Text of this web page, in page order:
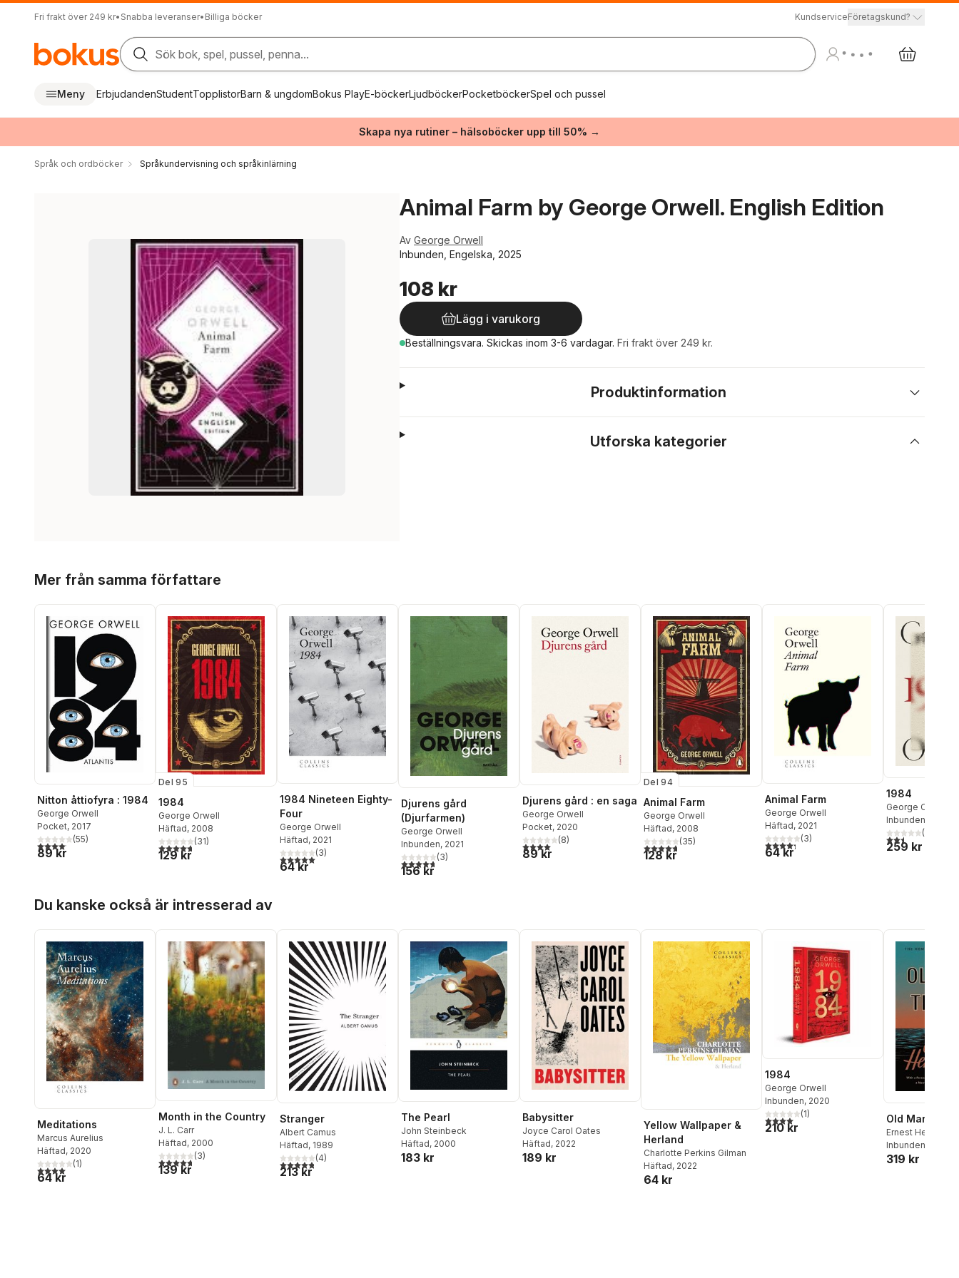
Fri frakt över 249 kr• Snabba leveranser• Billiga böcker KundserviceFöretagskund?
Sök bok, spel, pussel, penna...
Meny ErbjudandenStudentTopplistorBarn & ungdomBokus PlayE-böckerLjudböckerPocketböckerSpel och pussel
Skapa nya rutiner – hälsoböcker upp till 50% →
Språk och ordböcker Språkundervisning och språkinlärning
Animal Farm by George Orwell. English Edition
Av George Orwell
Inbunden, Engelska, 2025
108 kr
Lägg i varukorg
Beställningsvara. Skickas inom 3-6 vardagar. Fri frakt över 249 kr.
Produktinformation
Utforska kategorier
Mer från samma författare
Nitton åttiofyra : 1984
George Orwell
Pocket, 2017
4,1utav 5 stjärnor. Totalt antal röster:
(55)
89 kr
Del 95
1984
George Orwell
Häftad, 2008
4,7utav 5 stjärnor. Totalt antal röster:
(31)
129 kr
1984 Nineteen Eighty-
Four
George Orwell
Häftad, 2021
5,0utav 5 stjärnor. Totalt antal röster:
(3)
64 kr
Djurens gård
(Djurfarmen)
George Orwell
Inbunden, 2021
4,7utav 5 stjärnor. Totalt antal röster:
(3)
156 kr
Djurens gård : en saga
George Orwell
Pocket, 2020
4,0utav 5 stjärnor. Totalt antal röster:
(8)
89 kr
Del 94
Animal Farm
George Orwell
Häftad, 2008
4,7utav 5 stjärnor. Totalt antal röster:
(35)
128 kr
Animal Farm
George Orwell
Häftad, 2021
4,3utav 5 stjärnor. Totalt antal röster:
(3)
64 kr
1984
George Orwell
Inbunden
2,5utav 5(
259 kr
Du kanske också är intresserad av
Meditations
Marcus Aurelius
Häftad, 2020
4,0utav 5 stjärnor. Totalt antal röster:
(1)
64 kr
Month in the Country
J. L. Carr
Häftad, 2000
4,7utav 5 stjärnor. Totalt antal röster:
(3)
139 kr
Stranger
Albert Camus
Häftad, 1989
4,8utav 5 stjärnor. Totalt antal röster:
(4)
213 kr
The Pearl
John Steinbeck
Häftad, 2000
183 kr
Babysitter
Joyce Carol Oates
Häftad, 2022
189 kr
Yellow Wallpaper &
Herland
Charlotte Perkins Gilman
Häftad, 2022
64 kr
1984
George Orwell
Inbunden, 2020
4,0utav 5 stjärnor. Totalt antal röster:
(1)
210 kr
Old Man and
Ernest
Inbunden
319 kr